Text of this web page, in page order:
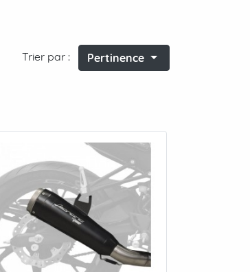
Trier par : Pertinence